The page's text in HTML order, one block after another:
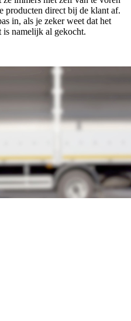
producten direct bij de klant af.
in, als je zeker weet dat het
namelijk al gekocht.